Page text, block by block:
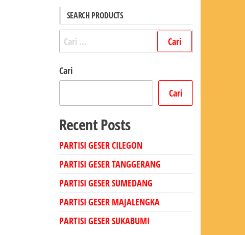
SEARCH PRODUCTS
Cari
untuk:
Cari
Cari
Recent Posts
PARTISI GESER CILEGON
PARTISI GESER TANGGERANG
PARTISI GESER SUMEDANG
PARTISI GESER MAJALENGKA
PARTISI GESER SUKABUMI